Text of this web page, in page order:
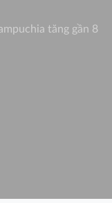
tăng gần 8